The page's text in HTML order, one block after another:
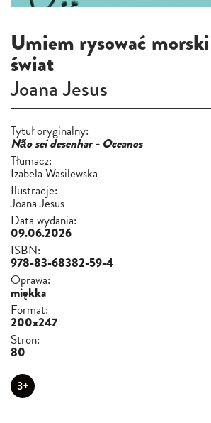
Umiem rysować morski
świat
Joana Jesus
Tytuł oryginalny:
Não sei desenhar - Oceanos
Tłumacz:
Izabela Wasilewska
Ilustracje:
Joana Jesus
Data wydania:
09.06.2026
ISBN:
978-83-68382-59-4
Oprawa:
miękka
Format:
200x247
Stron:
80
3+